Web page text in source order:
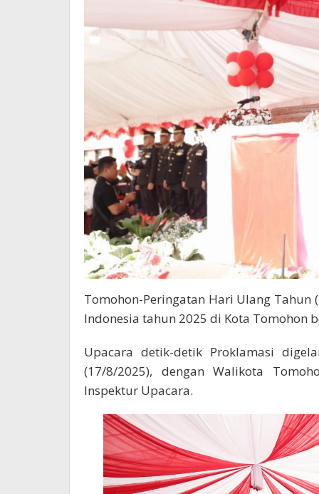
Tomohon-Peringatan Hari Ulang Tahun
Indonesia tahun 2025 di Kota Tomohon
Upacara detik-detik Proklamasi
(17/8/2025), dengan Walikota
Inspektur Upacara.